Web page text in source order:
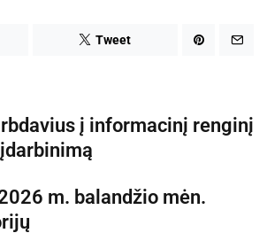
Tweet
į informacinį renginį
m. balandžio mėn.